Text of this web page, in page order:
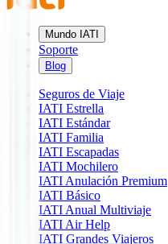
Mundo IATI
Soporte
Blog
Seguros de Viaje
IATI Estrella
IATI Estándar
IATI Familia
IATI Escapadas
IATI Mochilero
IATI Anulación Premium
IATI Básico
IATI Anual Multiviaje
IATI Air Help
IATI Grandes Viajeros